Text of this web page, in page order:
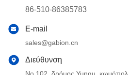
86-510-86385783
E-mail
sales@gabion.cn
Διεύθυνση